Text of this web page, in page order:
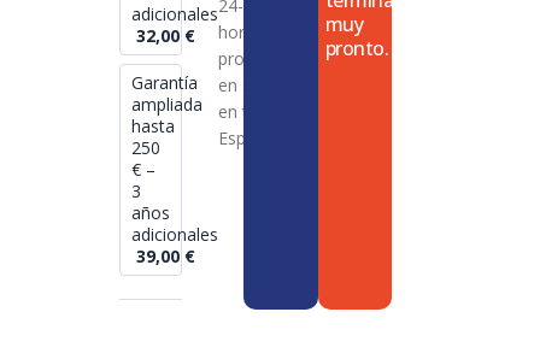
adicionales
32,00 €
Garantía
ampliada
hasta
250
€ –
3
años
adicionales
39,00 €
24-72
horas en
productos
en stock
en toda
España
muy
pronto.